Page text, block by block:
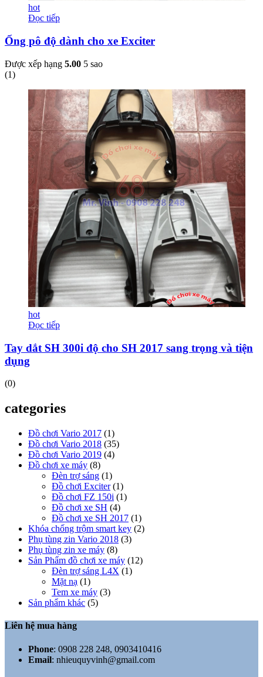
hot
Đọc tiếp
Ống pô độ dành cho xe Exciter
Được xếp hạng 5.00 5 sao
(1)
hot
Đọc tiếp
Tay dắt SH 300i độ cho SH 2017 sang trọng và tiện
dụng
(0)
categories
Đồ chơi Vario 2017 (1)
Đồ chơi Vario 2018 (35)
Đồ chơi Vario 2019 (4)
Đồ chơi xe máy (8)
Đèn trợ sáng (1)
Đồ chơi Exciter (1)
Đồ chơi FZ 150i (1)
Đồ chơi xe SH (4)
Đồ chơi xe SH 2017 (1)
Khóa chống trộm smart key (2)
Phụ tùng zin Vario 2018 (3)
Phụ tùng zin xe máy (8)
Sản Phẩm đồ chơi xe máy (12)
Đèn trợ sáng L4X (1)
Mặt nạ (1)
Tem xe máy (3)
Sản phẩm khác (5)
Liên hệ mua hàng
Phone: 0908 228 248, 0903410416
Email: nhieuquyvinh@gmail.com